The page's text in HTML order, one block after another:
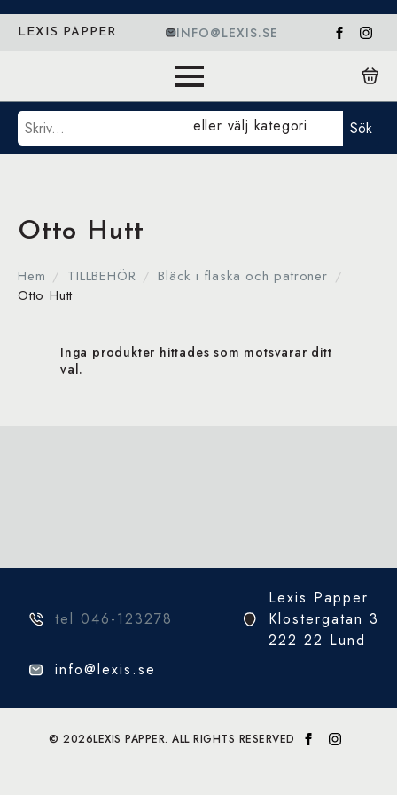
LEXIS PAPPER INFO@LEXIS.SE
Sök eller välj kategori Sök
Otto Hutt
Hem TILLBEHÖR
Bläck i flaska och patroner
Otto Hutt
Inga produkter hittades som motsvarar ditt
val.
tel 046-123278
Lexis Papper
Klostergatan 3
222 22 Lund
info@lexis.se
© 2026LEXIS PAPPER. ALL RIGHTS RESERVED